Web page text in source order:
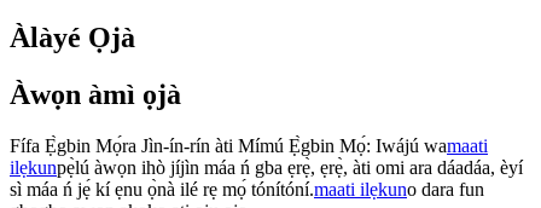
Àlàyé Ọjà
Àwọn àmì ọjà
Fífa Ẹ̀gbin Mọ́ra Jìn-ín-rín àti Mímú Ẹ̀gbin Mọ́: Iwájú wamaati
ilẹkunpẹ̀lú àwọn ihò jíjìn máa ń gba ẹrẹ̀, ẹrẹ̀, àti omi ara dáadáa, èyí
sì máa ń jẹ́ kí ẹnu ọ̀nà ilé rẹ mọ́ tónítóní.maati ilẹkuno dara fun